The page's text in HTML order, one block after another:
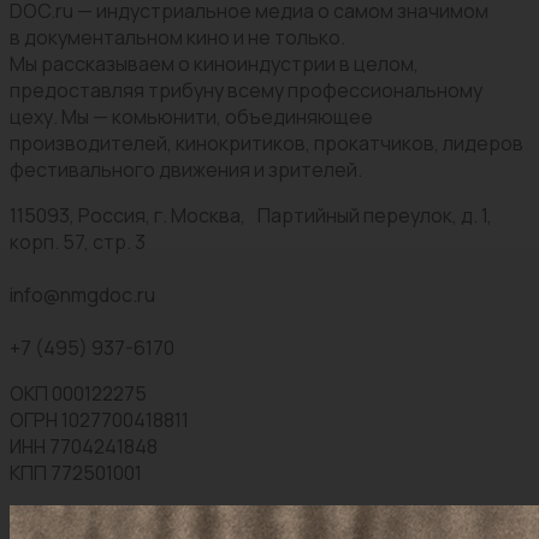
DOC.ru — индустриальное медиа о самом значимом
в документальном кино и не только.
Мы рассказываем о киноиндустрии в целом,
предоставляя трибуну всему профессиональному
цеху. Мы — комьюнити, объединяющее
производителей, кинокритиков, прокатчиков, лидеров
фестивального движения и зрителей.
115093, Россия, г. Москва, Партийный переулок, д. 1,
корп. 57, стр. 3
info@nmgdoc.ru
+7 (495) 937-6170
ОКП 000122275
ОГРН 1027700418811
ИНН 7704241848
КПП 772501001